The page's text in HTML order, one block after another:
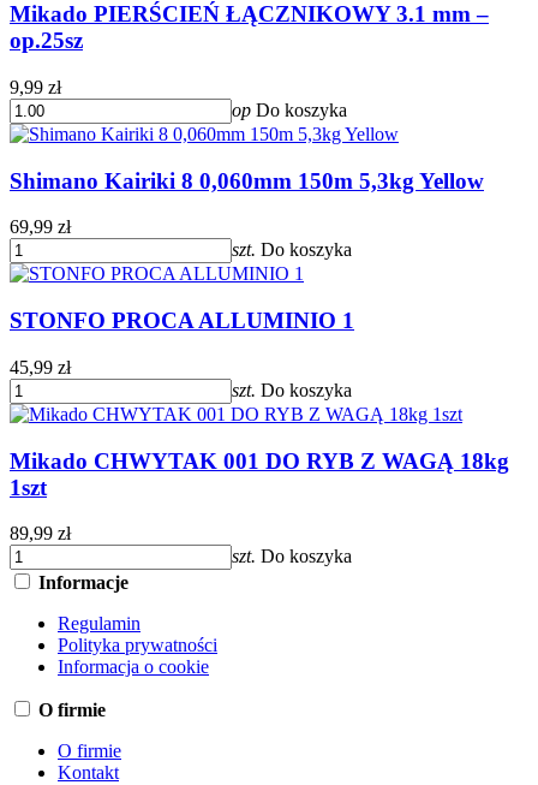
Mikado PIERŚCIEŃ ŁĄCZNIKOWY 3.1 mm –
op.25sz
9,99 zł
op Do koszyka
Shimano Kairiki 8 0,060mm 150m 5,3kg Yellow
69,99 zł
szt. Do koszyka
STONFO PROCA ALLUMINIO 1
45,99 zł
szt. Do koszyka
Mikado CHWYTAK 001 DO RYB Z WAGĄ 18kg
1szt
89,99 zł
szt. Do koszyka
Informacje
Regulamin
Polityka prywatności
Informacja o cookie
O firmie
O firmie
Kontakt